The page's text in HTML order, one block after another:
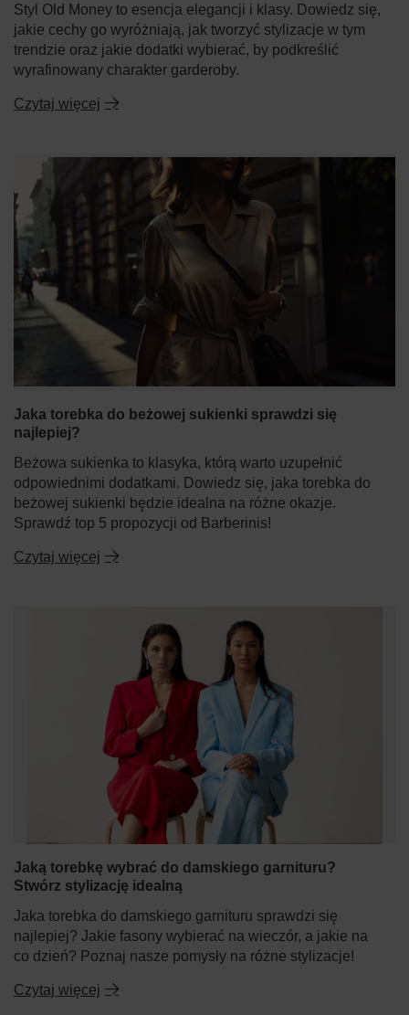
Styl Old Money to esencja elegancji i klasy. Dowiedz się,
jakie cechy go wyróżniają, jak tworzyć stylizacje w tym
trendzie oraz jakie dodatki wybierać, by podkreślić
wyrafinowany charakter garderoby.
Czytaj więcej
Jaka torebka do beżowej sukienki sprawdzi się
najlepiej?
Beżowa sukienka to klasyka, którą warto uzupełnić
odpowiednimi dodatkami. Dowiedz się, jaka torebka do
beżowej sukienki będzie idealna na różne okazje.
Sprawdź top 5 propozycji od Barberinis!
Czytaj więcej
Jaką torebkę wybrać do damskiego garnituru?
Stwórz stylizację idealną
Jaka torebka do damskiego garnituru sprawdzi się
najlepiej? Jakie fasony wybierać na wieczór, a jakie na
co dzień? Poznaj nasze pomysły na różne stylizacje!
Czytaj więcej